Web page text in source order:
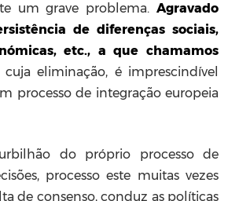
um grave problema. Agravado
de diferenças sociais,
etc., a que chamamos
cuja eliminação, é imprescindível
processo de integração europeia
do próprio processo de
processo este muitas vezes
de consenso, conduz as políticas